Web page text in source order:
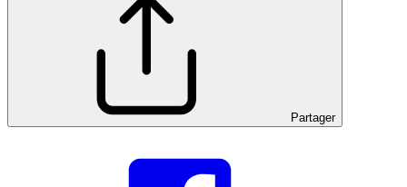
Partager